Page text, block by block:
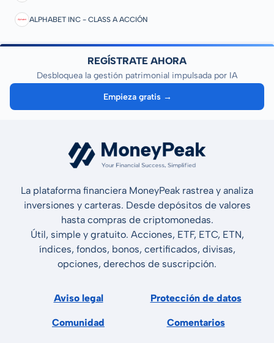
ALPHABET INC - CLASS A ACCIÓN
REGÍSTRATE AHORA
Desbloquea la gestión patrimonial impulsada por IA
Empieza gratis →
La plataforma financiera MoneyPeak rastrea y analiza
inversiones y carteras. Desde depósitos de valores
hasta compras de criptomonedas.
Útil, simple y gratuito. Acciones, ETF, ETC, ETN,
índices, fondos, bonos, certificados, divisas,
opciones, derechos de suscripción.
Aviso legal Protección de datos
Comunidad Comentarios